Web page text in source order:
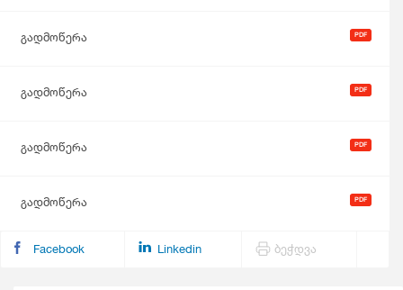
გადმოწერა
გადმოწერა
გადმოწერა
გადმოწერა
Facebook Linkedin ბეჭდვა